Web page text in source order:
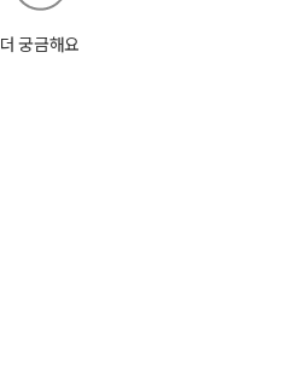
더 궁금해요